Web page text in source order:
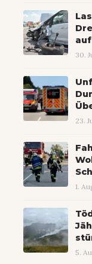
30.
23.
1.
5.